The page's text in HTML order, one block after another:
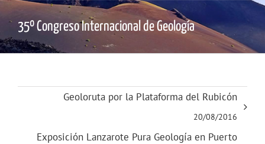
35º Congreso Internacional de Geología
Geoloruta por la Plataforma del Rubicón
20/08/2016
Exposición Lanzarote Pura Geología en Puerto